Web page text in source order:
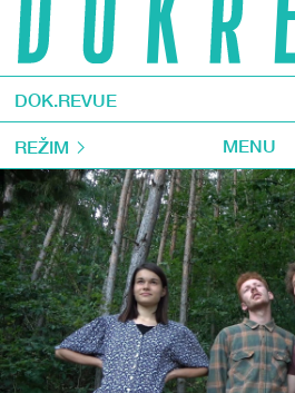
DOK.REVUE
REŽIM MENU